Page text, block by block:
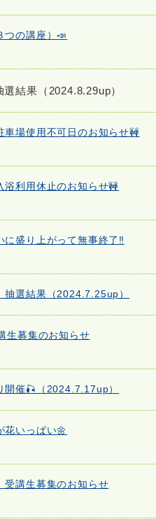
つの講座）📣
結果（2024.8.29up）
車場使用不可日のお知らせ🚧
浴利用休止のお知らせ🚧
に盛り上がって無事終了‼
選結果（2024.7.25up）
生募集のお知らせ
開催🎣（2024.7.17up）
花いっぱい🌼
講生募集のお知らせ